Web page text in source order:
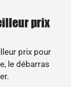
prix
prix pour
le débarras